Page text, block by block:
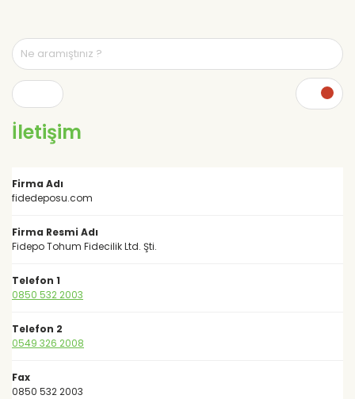
İletişim
Firma Adı
fidedeposu.com
Firma Resmi Adı
Fidepo Tohum Fidecilik Ltd. Şti.
Telefon 1
0850 532 2003
Telefon 2
0549 326 2008
Fax
0850 532 2003